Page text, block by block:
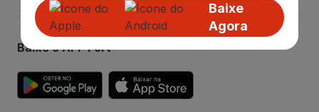
Baixe
Agora
Baixe o APP Fort